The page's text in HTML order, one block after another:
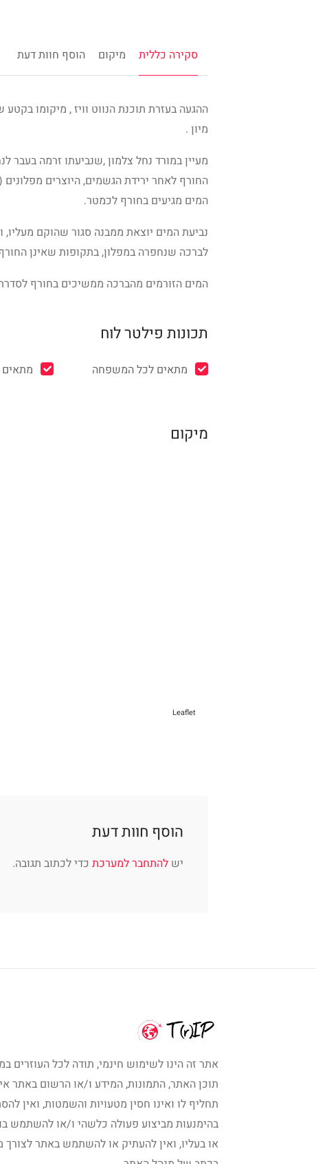
סקירה כללית מיקום הוסף חוות דעת
ההגעה בעזרת תוכנת הנווט וויז , מיקומו
מיון .
מעיין במורד נחל צלמון ,שנביעתו זרמה בעבר
החורף לאחר ירידת הגשמים, היוצרים
המים מגיעים בחורף לכמטר.
נביעת המים יוצאת ממבנה סגור שהוקם
לברכה שנחפרה במפלון, בתקופות שאינן
המים הזורמים מהברכה ממשיכים בחורף
תכונות פילטר לוח
מתאים לכל המשפחה מתאים
מיקום
Leaflet
הוסף חוות דעת
יש להתחבר למערכת כדי לכתוב תגובה.
אתר זה הינו לשימוש חינמי, תודה לכל העוזרים
תוכן האתר, התמונות, המידע ו/או הרשום באתר
תחליף לו ואינו חסין מטעויות והשמטות, ואין
בהימנעות מביצוע פעולה כלשהי ו/או להשתמש
או בעליו, ואין להעתיק או להשתמש באתר